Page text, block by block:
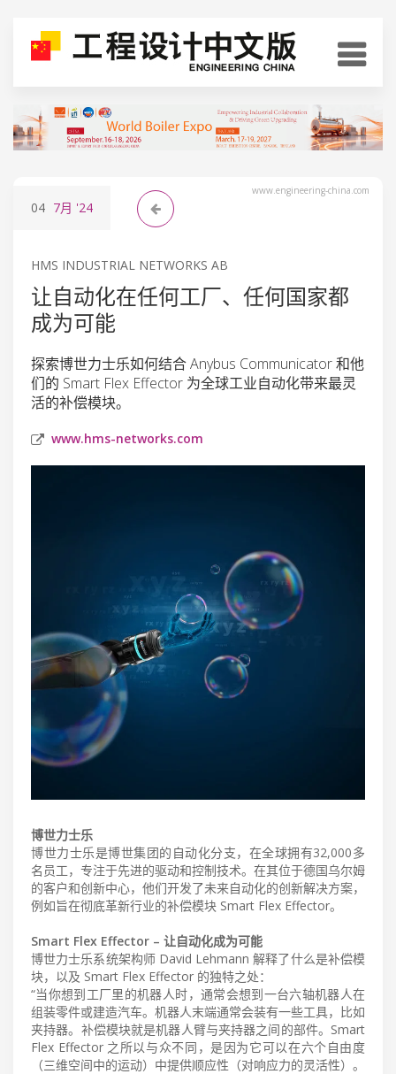
www.engineering-china.com
04 7月 '24
HMS INDUSTRIAL NETWORKS AB
让自动化在任何工厂、任何国家都
成为可能
探索博世力士乐如何结合 Anybus Communicator 和他
们的 Smart Flex Effector 为全球工业自动化带来最灵
活的补偿模块。
www.hms-networks.com
博世力士乐
博世力士乐是博世集团的自动化分支，在全球拥有32,000多
名员工，专注于先进的驱动和控制技术。在其位于德国乌尔姆
的客户和创新中心，他们开发了未来自动化的创新解决方案，
例如旨在彻底革新行业的补偿模块 Smart Flex Effector。
Smart Flex Effector – 让自动化成为可能
博世力士乐系统架构师 David Lehmann 解释了什么是补偿模
块，以及 Smart Flex Effector 的独特之处：
“当你想到工厂里的机器人时，通常会想到一台六轴机器人在
组装零件或建造汽车。机器人末端通常会装有一些工具，比如
夹持器。补偿模块就是机器人臂与夹持器之间的部件。Smart
Flex Effector 之所以与众不同，是因为它可以在六个自由度
（三维空间中的运动）中提供顺应性（对响应力的灵活性）。